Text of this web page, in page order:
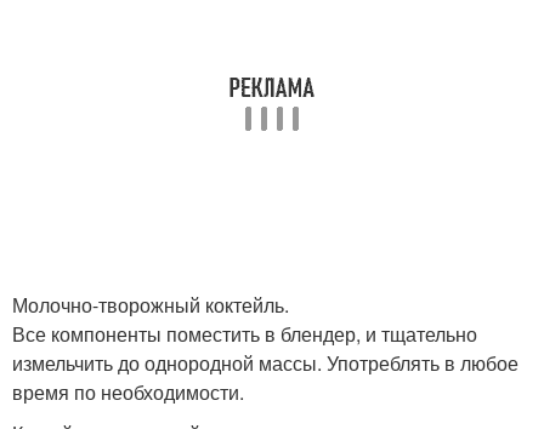
Молочно-творожный коктейль.
Все компоненты поместить в блендер, и тщательно
измельчить до однородной массы. Употреблять в любое
время по необходимости.